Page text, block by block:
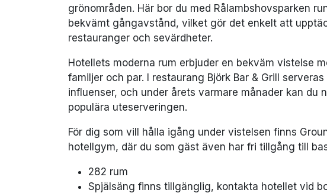
grönområden. Här bor du med Rålambshovsparken
bekvämt gångavstånd, vilket gör det enkelt att
restauranger och sevärdheter.
Hotellets moderna rum erbjuder en bekväm vistelse
familjer och par. I restaurang Björk Bar & Grill
influenser, och under årets varmare månader kan du
populära uteserveringen.
För dig som vill hålla igång under vistelsen finns
hotellgym, där du som gäst även har fri tillgång till
282 rum
Spjälsäng finns tillgänglig, kontakta hotellet vid